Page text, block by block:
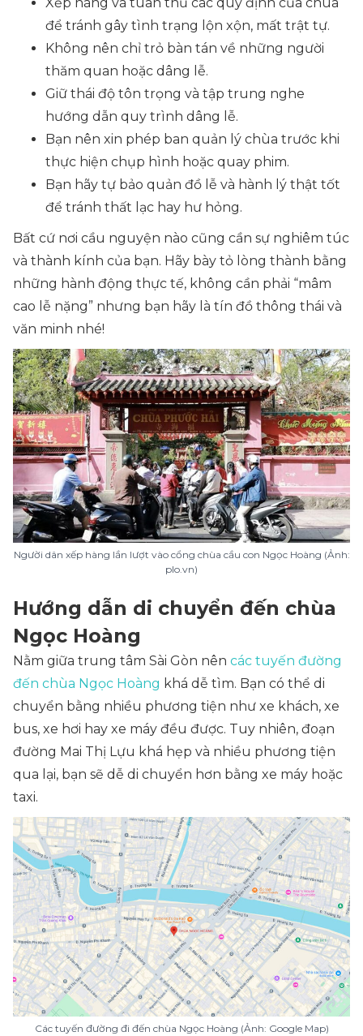
để tránh gây tình trạng lộn xộn, mất trật tự.
Không nên chỉ trỏ bàn tán về những người
thăm quan hoặc dâng lễ.
Giữ thái độ tôn trọng và tập trung nghe
hướng dẫn quy trình dâng lễ.
Bạn nên xin phép ban quản lý chùa trước khi
thực hiện chụp hình hoặc quay phim.
Bạn hãy tự bảo quản đồ lễ và hành lý thật tốt
để tránh thất lạc hay hư hỏng.
Bất cứ nơi cầu nguyện nào cũng cần sự nghiêm túc
và thành kính của bạn. Hãy bày tỏ lòng thành bằng
những hành động thực tế, không cần phải “mâm
cao lễ nặng” nhưng bạn hãy là tín đồ thông thái và
văn minh nhé!
Người dân xếp hàng lần lượt vào cổng chùa cầu con Ngọc Hoàng (Ảnh:
plo.vn)
Hướng dẫn di chuyển đến chùa
Ngọc Hoàng
Nằm giữa trung tâm Sài Gòn nên các tuyến đường
đến chùa Ngọc Hoàng khá dễ tìm. Bạn có thể di
chuyển bằng nhiều phương tiện như xe khách, xe
bus, xe hơi hay xe máy đều được. Tuy nhiên, đoạn
đường Mai Thị Lựu khá hẹp và nhiều phương tiện
qua lại, bạn sẽ dễ di chuyển hơn bằng xe máy hoặc
taxi.
Các tuyến đường đi đến chùa Ngọc Hoàng (Ảnh: Google Map)